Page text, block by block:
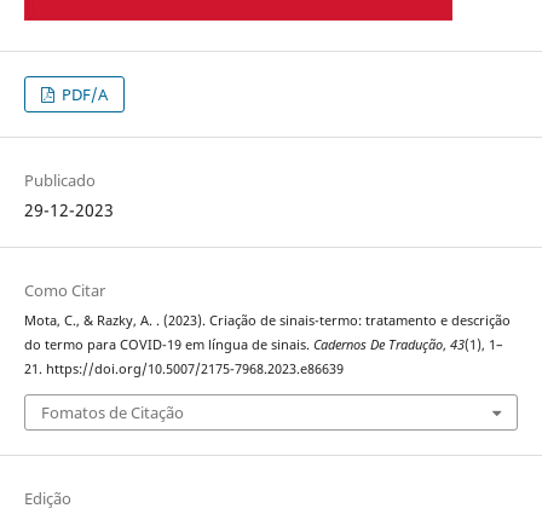
PDF/A
Publicado
29-12-2023
Como Citar
Mota, C., & Razky, A. . (2023). Criação de sinais-termo: tratamento e descrição
do termo para COVID-19 em língua de sinais. Cadernos De Tradução, 43(1), 1–
21. https://doi.org/10.5007/2175-7968.2023.e86639
Fomatos de Citação
Edição